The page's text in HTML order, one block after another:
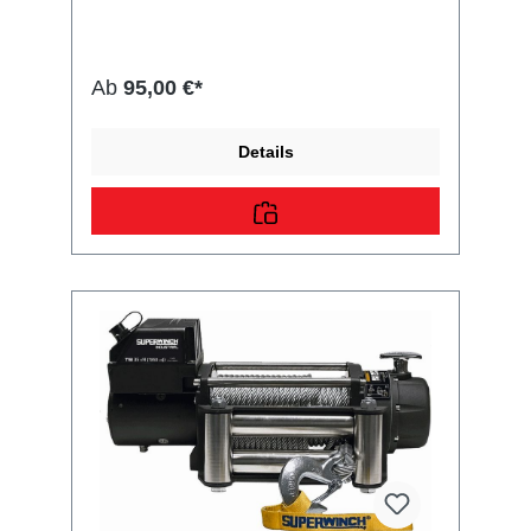
ohne störenden Kabelsalat. Die
Funkfernbedienung wird über den
Hydraulikaggregats verbunden. Dabei bleibt
der vorhandene 3- bzw. 4-polige
Steckanschluss unbelegt, was eine flexible
Integration in bestehende Systeme
Kippanhänger-Herstellern kompatibel,
darunter Stema, Böckmann, Humbaur,
Trebbiner, Brenderup, Henra, Variant und
Anssems. Die hochwertigen
Zubehörkomponenten entsprechen der
bewährten Qualitätsklasse für den Anhänger-
und Windenbetrieb. Technische Daten
Produktart Funkfernbedienung / Steuerung
Betriebsspannung 12 V / 24 V Kompatibilität
Seilwinden & Hydraulikaggregate Maße
Ab 95,00 €*
Details